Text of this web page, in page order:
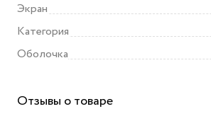
Экран
Категория
Оболочка
Отзывы о товаре